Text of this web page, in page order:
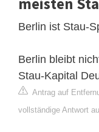
Berlin ist Stau-
Berlin bleibt
Stau-Kapital
Antrag auf
vollständige Antwort